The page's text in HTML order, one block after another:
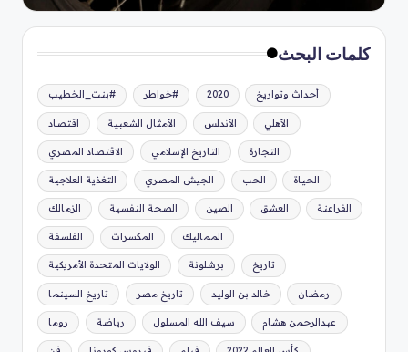
كلمات البحث
#بنت_الخطيب #خواطر 2020 أحداث وتواريخ
اقتصاد الأمثال الشعبية الأندلس الأهلي
الاقتصاد المصري التاريخ الإسلامي التجارة
التغذية العلاجية الجيش المصري الحب الحياة
الزمالك الصحة النفسية الصين العشق الفراعنة
الفلسفة المكسرات المماليك
الولايات المتحدة الأمريكية برشلونة تاريخ
تاريخ السينما تاريخ مصر خالد بن الوليد رمضان
روما رياضة سيف الله المسلول عبدالرحمن هشام